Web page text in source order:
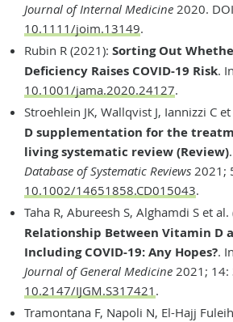
Journal of Internal Medicine 2020.
10.1111/joim.13149.
Rubin R (2021): Sorting Out
Deficiency Raises COVID-19 Risk.
10.1001/jama.2020.24127.
Stroehlein JK, Wallqvist J, Iannizzi C
D supplementation for the
living systematic review (Review)
Database of Systematic Reviews 2021;
10.1002/14651858.CD015043.
Taha R, Abureesh S, Alghamdi S et al.
Relationship Between Vitamin D
Including COVID-19: Any Hopes?.
Journal of General Medicine 2021; 14:
10.2147/IJGM.S317421 .
Tramontana F, Napoli N, El-Hajj